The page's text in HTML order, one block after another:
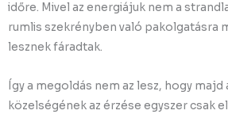
időre. Mivel az energiájuk nem a
rumlis szekrényben való pakolgatásra
lesznek fáradtak.
Így a megoldás nem az lesz, hogy majd
közelségének az érzése egyszer csak